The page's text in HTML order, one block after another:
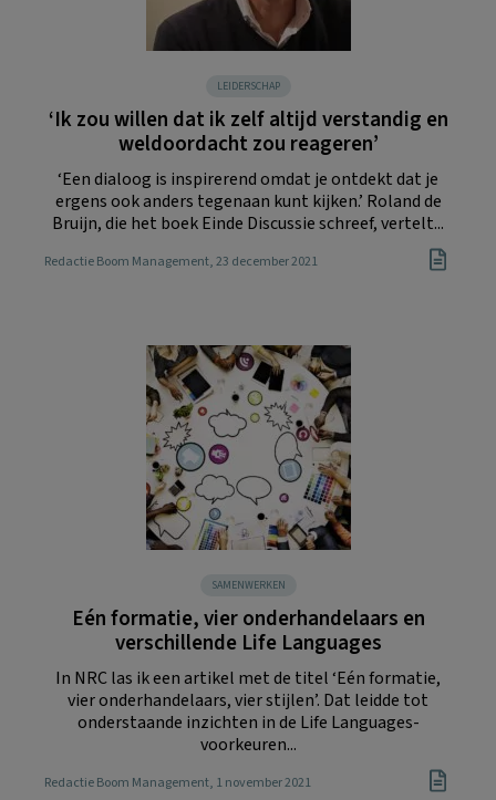
LEIDERSCHAP
‘Ik zou willen dat ik zelf altijd verstandig en
weldoordacht zou reageren’
‘Een dialoog is inspirerend omdat je ontdekt dat je
ergens ook anders tegenaan kunt kijken.’ Roland de
Bruijn, die het boek Einde Discussie schreef, vertelt...
Redactie Boom Management, 23 december 2021
SAMENWERKEN
Eén formatie, vier onderhandelaars en
verschillende Life Languages
In NRC las ik een artikel met de titel ‘Eén formatie,
vier onderhandelaars, vier stijlen’. Dat leidde tot
onderstaande inzichten in de Life Languages-
voorkeuren...
Redactie Boom Management, 1 november 2021